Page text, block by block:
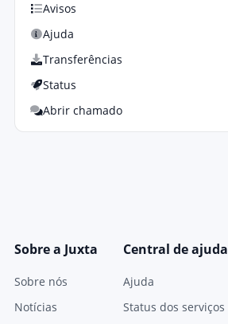
Avisos
Ajuda
Transferências
Status
Abrir chamado
Sobre a Juxta
Sobre nós
Notícias
Central de ajuda
Ajuda
Status dos serviços